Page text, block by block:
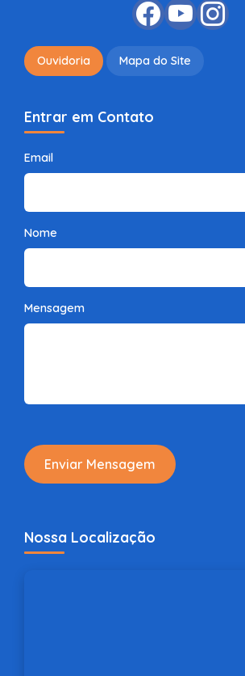
Ouvidoria Mapa do Site
Entrar em Contato
Email
Nome
Mensagem
Enviar Mensagem
Nossa Localização